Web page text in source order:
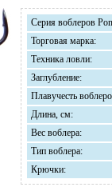
Серия воблеров
Торговая марка:
Техника ловли:
Заглубление:
Плавучесть
Длина, см:
Вес воблера:
Тип воблера:
Крючки: